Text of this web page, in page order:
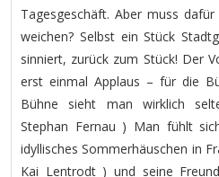
Tagesgeschäft. Aber muss
weichen? Selbst ein Stück
sinniert, zurück zum Stück! Der
erst einmal Applaus – für die
Bühne sieht man wirklich
Stephan Fernau ) Man fühlt
idyllisches Sommerhäuschen in
Kai Lentrodt ) und seine